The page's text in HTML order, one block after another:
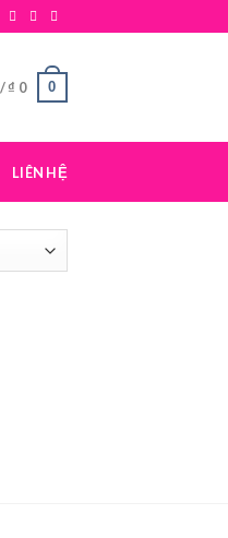
₫ 0 0
LIÊN HỆ